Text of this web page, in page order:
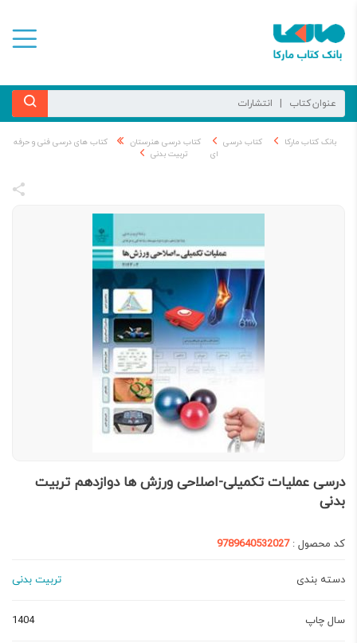
بانک کتاب مارکا کتاب درسی کتاب درسی هنرستان
کتاب های درسی فنی و حرفه
ای
تربیت بدنی
درسی عملیات تکمیلی-اصلاحی ورزش ها دوازدهم تربیت
بدنی
کد محصول :9789640532027
دسته بندی تربیت بدنی
سال چاپ 1404